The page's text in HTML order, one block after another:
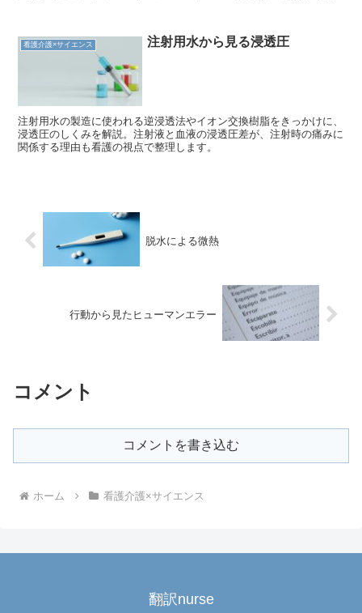
看護介護×サイエンス 注射用水から見る浸透圧
注射用水の製造に使われる逆浸透法やイオン交換樹脂をきっかけに、
浸透圧のしくみを解説。注射液と血液の浸透圧差が、注射時の痛みに
関係する理由も看護の視点で整理します。
脱水による微熱
行動から見たヒューマンエラー
コメント
コメントを書き込む
ホーム 看護介護×サイエンス
翻訳nurse